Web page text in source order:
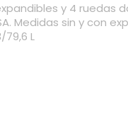
y 4 ruedas
Medidas sin y con
L